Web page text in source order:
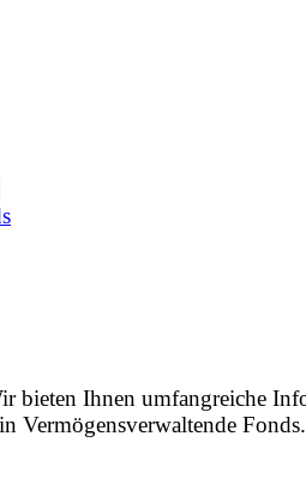
bieten Ihnen umfangreiche
Vermögensverwaltende Fonds.